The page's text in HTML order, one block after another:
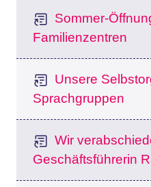
Sommer-
Familienzentren
Unsere
Sprachgruppen
Wir
Geschäftsführerin